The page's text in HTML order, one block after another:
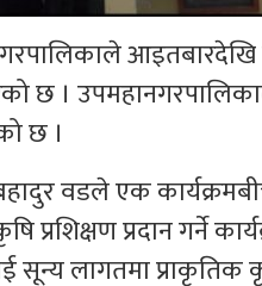
आइतबारदेखि
छ ।
छ ।
वडले एक
प्रशिक्षण प्रदान गर्ने
लागतमा प्राकृतिक